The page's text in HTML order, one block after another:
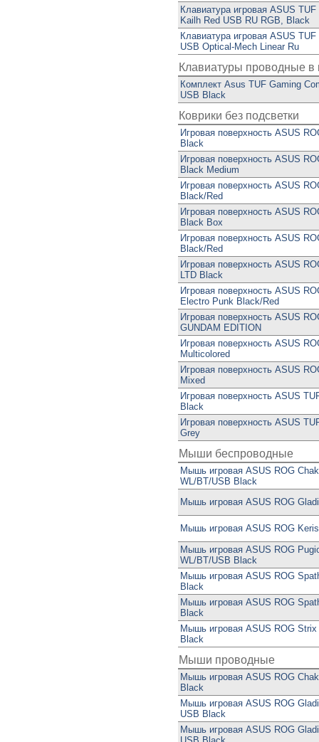
Клавиатура игровая ASUS
Kailh Red USB RU RGB, Black
Клавиатура игровая ASUS
USB Optical-Mech Linear Ru
Клавиатуры проводные
Комплект Asus TUF Gaming
USB Black
Коврики без подсветки
Игровая поверхность ASUS
Black
Игровая поверхность ASUS
Black Medium
Игровая поверхность ASUS
Black/Red
Игровая поверхность ASUS
Black Box
Игровая поверхность ASUS
Black/Red
Игровая поверхность ASUS
LTD Black
Игровая поверхность ASUS
Electro Punk Black/Red
Игровая поверхность ASUS
GUNDAM EDITION
Игровая поверхность ASUS
Multicolored
Игровая поверхность ASUS
Mixed
Игровая поверхность ASUS
Black
Игровая поверхность ASUS
Grey
Мыши беспроводные
Мышь игровая ASUS ROG
WL/BT/USB Black
Мышь игровая ASUS ROG
Мышь игровая ASUS ROG
Мышь игровая ASUS ROG
WL/BT/USB Black
Мышь игровая ASUS ROG
Black
Мышь игровая ASUS ROG
Black
Мышь игровая ASUS ROG
Black
Мыши проводные
Мышь игровая ASUS ROG
Black
Мышь игровая ASUS ROG
USB Black
Мышь игровая ASUS ROG